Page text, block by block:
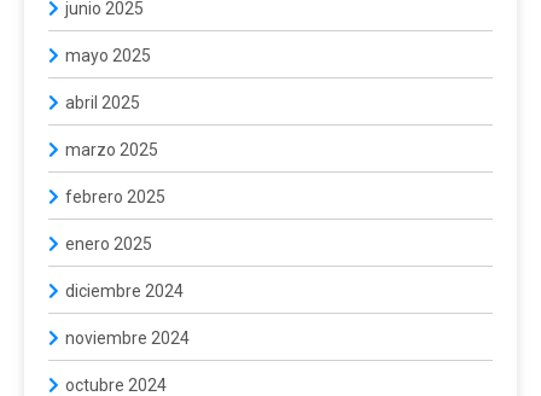
junio 2025
mayo 2025
abril 2025
marzo 2025
febrero 2025
enero 2025
diciembre 2024
noviembre 2024
octubre 2024